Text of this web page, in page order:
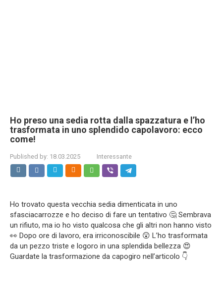
Ho preso una sedia rotta dalla spazzatura e l’ho
trasformata in uno splendido capolavoro: ecco
come!
Published by: 18.03.2025 Interessante
Ho trovato questa vecchia sedia dimenticata in uno
sfasciacarrozze e ho deciso di fare un tentativo 🤔 Sembrava
un rifiuto, ma io ho visto qualcosa che gli altri non hanno visto
👀 Dopo ore di lavoro, era irriconoscibile 😲 L’ho trasformata
da un pezzo triste e logoro in una splendida bellezza 😍
Guardate la trasformazione da capogiro nell’articolo 👇